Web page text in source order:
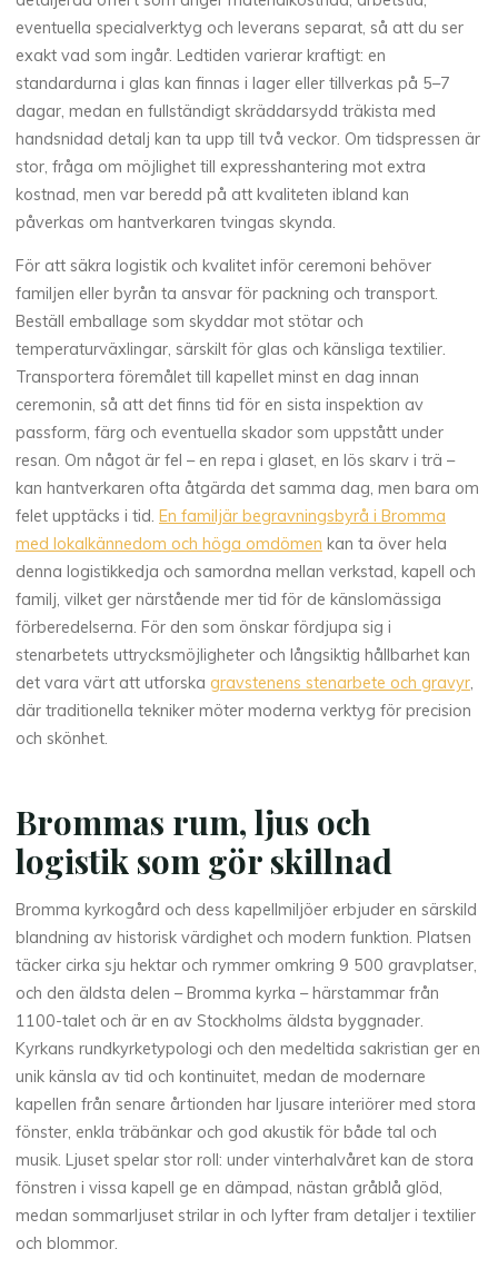
eventuella specialverktyg och leverans separat, så att du ser
exakt vad som ingår. Ledtiden varierar kraftigt: en
standardurna i glas kan finnas i lager eller tillverkas på 5–7
dagar, medan en fullständigt skräddarsydd träkista med
handsnidad detalj kan ta upp till två veckor. Om tidspressen är
stor, fråga om möjlighet till expresshantering mot extra
kostnad, men var beredd på att kvaliteten ibland kan
påverkas om hantverkaren tvingas skynda.
För att säkra logistik och kvalitet inför ceremoni behöver
familjen eller byrån ta ansvar för packning och transport.
Beställ emballage som skyddar mot stötar och
temperaturväxlingar, särskilt för glas och känsliga textilier.
Transportera föremålet till kapellet minst en dag innan
ceremonin, så att det finns tid för en sista inspektion av
passform, färg och eventuella skador som uppstått under
resan. Om något är fel – en repa i glaset, en lös skarv i trä –
kan hantverkaren ofta åtgärda det samma dag, men bara om
felet upptäcks i tid. En familjär begravningsbyrå i Bromma
med lokalkännedom och höga omdömen kan ta över hela
denna logistikkedja och samordna mellan verkstad, kapell och
familj, vilket ger närstående mer tid för de känslomässiga
förberedelserna. För den som önskar fördjupa sig i
stenarbetets uttrycksmöjligheter och långsiktig hållbarhet kan
det vara värt att utforskagravstenens stenarbete och gravyr,
där traditionella tekniker möter moderna verktyg för precision
och skönhet.
Brommas rum, ljus och
logistik som gör skillnad
Bromma kyrkogård och dess kapellmiljöer erbjuder en särskild
blandning av historisk värdighet och modern funktion. Platsen
täcker cirka sju hektar och rymmer omkring 9 500 gravplatser,
och den äldsta delen – Bromma kyrka – härstammar från
1100-talet och är en av Stockholms äldsta byggnader.
Kyrkans rundkyrketypologi och den medeltida sakristian ger en
unik känsla av tid och kontinuitet, medan de modernare
kapellen från senare årtionden har ljusare interiörer med stora
fönster, enkla träbänkar och god akustik för både tal och
musik. Ljuset spelar stor roll: under vinterhalvåret kan de stora
fönstren i vissa kapell ge en dämpad, nästan gråblå glöd,
medan sommarljuset strilar in och lyfter fram detaljer i textilier
och blommor.